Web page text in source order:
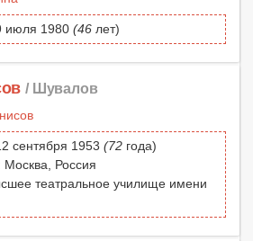
июля 1980 (46 лет)
/ Шувалов
сентября 1953 (72 года)
Москва, Россия
театральное училище имени